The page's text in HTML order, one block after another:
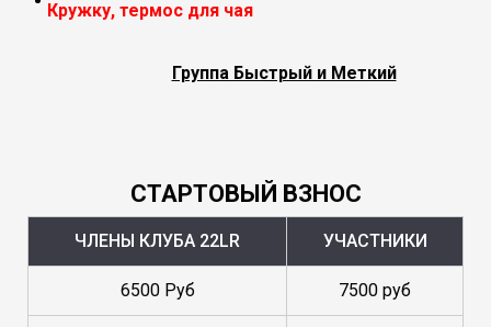
Кружку, термос для чая
Группа Быстрый и Меткий
СТАРТОВЫЙ ВЗНОС
ЧЛЕНЫ КЛУБА 22LR УЧАСТНИКИ
6500 Руб 7500 руб